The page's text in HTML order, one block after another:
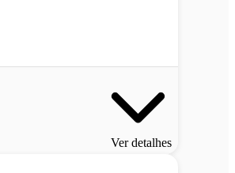
Ver detalhes